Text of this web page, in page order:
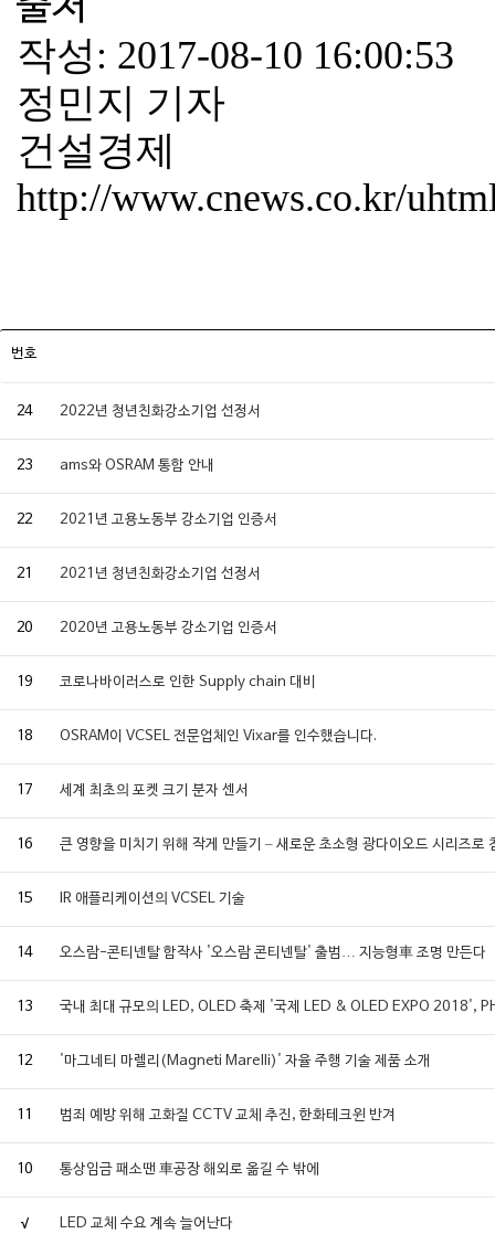
작성: 2017-08-10 16:00:53
정민지 기자
건설경제
http://www.cnews.co.kr/
번호
24 2022년 청년친화강소기업 선정서
23 ams와 OSRAM 통합 안내
22 2021년 고용노동부 강소기업 인증서
21 2021년 청년친화강소기업 선정서
20 2020년 고용노동부 강소기업 인증서
19 코로나바이러스로 인한 Supply chain 대비
18 OSRAM이 VCSEL 전문업체인 Vixar를 인수했습니다.
17 세계 최초의 포켓 크기 분자 센서
16 큰 영향을 미치기 위해 작게 만들기 – 새로운 초소형 광다이오드 시리즈로
15 IR 애플리케이션의 VCSEL 기술
14 오스람-콘티넨탈 합작사 '오스람 콘티넨탈' 출범… 지능형車 조명 만든다
13 국내 최대 규모의 LED, OLED 축제 '국제 LED & OLED EXPO 2018',
12 '마그네티 마렐리(Magneti Marelli)' 자율 주행 기술 제품 소개
11 범죄 예방 위해 고화질 CCTV 교체 추진, 한화테크윈 반겨
10 통상임금 패소땐 車공장 해외로 옮길 수 밖에
√ LED 교체 수요 계속 늘어난다